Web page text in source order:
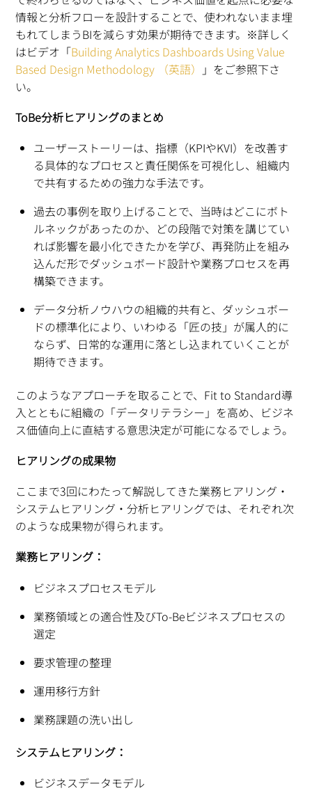
情報と分析フローを設計することで、使われないまま埋
もれてしまうBIを減らす効果が期待できます。※詳しく
はビデオ「Building Analytics Dashboards Using Value
Based Design Methodology （英語）
」をご参照下さ
い。
ToBe分析ヒアリングのまとめ
ユーザーストーリーは、指標（KPIやKVI）を改善す
る具体的なプロセスと責任関係を可視化し、組織内
で共有するための強力な手法です。
過去の事例を取り上げることで、当時はどこにボト
ルネックがあったのか、どの段階で対策を講じてい
れば影響を最小化できたかを学び、再発防止を組み
込んだ形でダッシュボード設計や業務プロセスを再
構築できます。
データ分析ノウハウの組織的共有と、ダッシュボー
ドの標準化により、いわゆる「匠の技」が属人的に
ならず、日常的な運用に落とし込まれていくことが
期待できます。
このようなアプローチを取ることで、Fit to Standard導
入とともに組織の「データリテラシー」を高め、ビジネ
ス価値向上に直結する意思決定が可能になるでしょう。
ヒアリングの成果物
ここまで3回にわたって解説してきた業務ヒアリング・
システムヒアリング・分析ヒアリングでは、それぞれ次
のような成果物が得られます。
業務ヒアリング：
ビジネスプロセスモデル
業務領域との適合性及びTo-Beビジネスプロセスの
選定
要求管理の整理
運用移行方針
業務課題の洗い出し
システムヒアリング：
ビジネスデータモデル